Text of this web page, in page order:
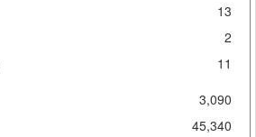
13
2
11
3,090
45,340